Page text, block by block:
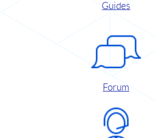
Guides
Forum